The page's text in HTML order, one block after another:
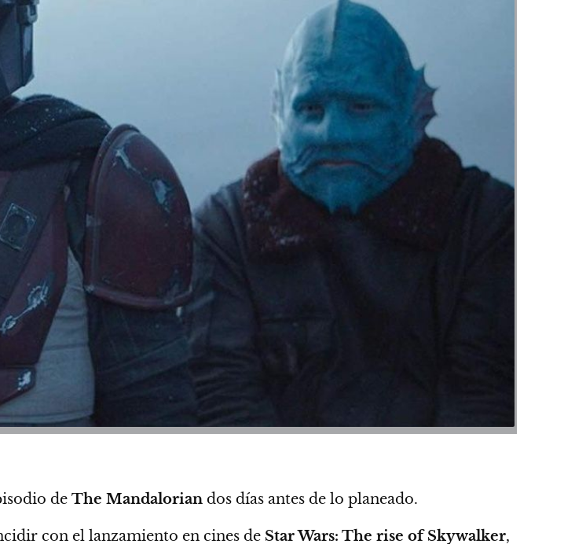
de The Mandalorian dos días antes de lo planeado.
con el lanzamiento en cines de Star Wars: The rise of Skywalker,